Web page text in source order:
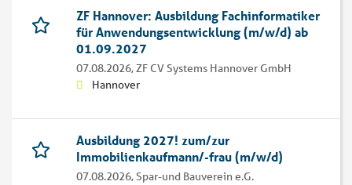
ZF Hannover: Ausbildung Fachinformatiker
für Anwendungsentwicklung (m/w/d) ab
01.09.2027
07.08.2026,ZF CV Systems Hannover GmbH
Hannover
Ausbildung 2027! zum/zur
Immobilienkaufmann/-frau (m/w/d)
07.08.2026,Spar-und Bauverein e.G.